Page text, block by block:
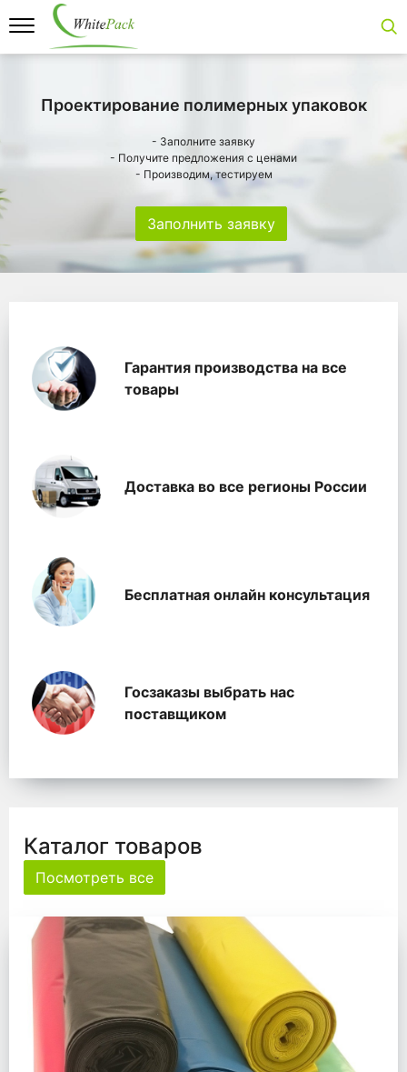
Проектирование полимерных упаковок
- Заполните заявку
- Получите предложения с ценами
- Производим, тестируем
Заполнить заявку
WhitePackГарантия производства на все
товары
Доставка во все регионы России
Бесплатная онлайн консультация
Госзаказы выбрать нас
поставщиком
Каталог товаров
Посмотреть все